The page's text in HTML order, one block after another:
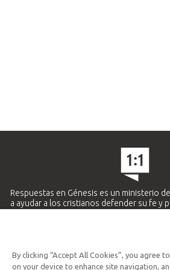
Respuestas en Génesis es un ministerio
a ayudar a los cristianos defender su fe y
Ministerio
By clicking “Accept All Cookies”, you agree
on your device to enhance site navigation,